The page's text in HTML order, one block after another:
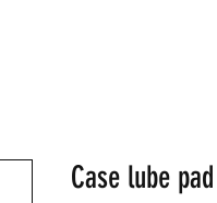
Case lube pad